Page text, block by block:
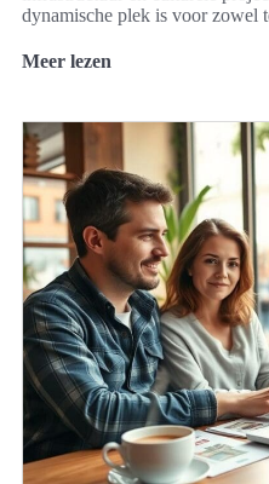
dynamische plek is voor zowel
Meer lezen